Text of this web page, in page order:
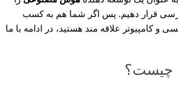
قرار دهیم. پس اگر شما هم به کسب
و کامپیوتر علاقه مند هستید، در ادامه با ما
چیست؟